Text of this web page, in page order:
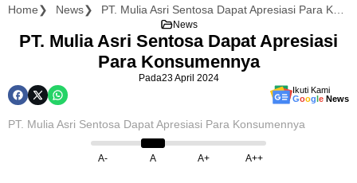
Home News
News
PT. Mulia Asri Sentosa Dapat Apresiasi
Para Konsumennya
Pada23 April 2024
Ikuti Kami
Google News
PT. Mulia Asri Sentosa Dapat Apresiasi Para Konsumennya
A- A A+ A++